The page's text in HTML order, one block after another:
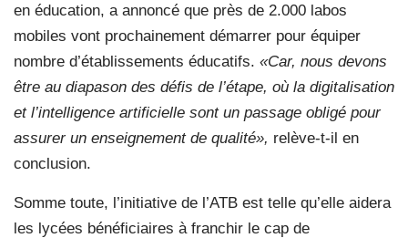
en éducation, a annoncé que près de 2.000 labos
mobiles vont prochainement démarrer pour équiper
nombre d’établissements éducatifs. «Car, nous devons
être au diapason des défis de l’étape, où la digitalisation
et l’intelligence artificielle sont un passage obligé pour
assurer un enseignement de qualité», relève-t-il en
conclusion.
Somme toute, l’initiative de l’ATB est telle qu’elle aidera
les lycées bénéficiaires à franchir le cap de